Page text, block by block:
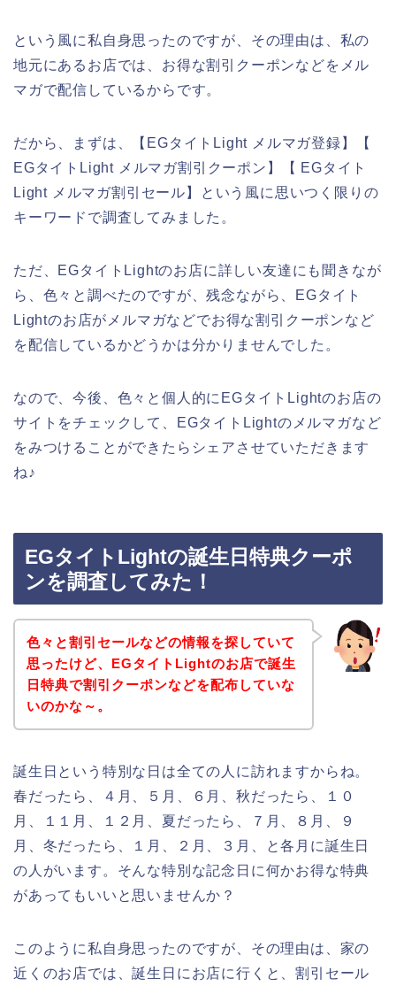
という風に私自身思ったのですが、その理由は、私の
地元にあるお店では、お得な割引クーポンなどをメル
マガで配信しているからです。
だから、まずは、【EGタイトLight メルマガ登録】【
EGタイトLight メルマガ割引クーポン】【 EGタイト
Light メルマガ割引セール】という風に思いつく限りの
キーワードで調査してみました。
ただ、EGタイトLightのお店に詳しい友達にも聞きなが
ら、色々と調べたのですが、残念ながら、EGタイト
Lightのお店がメルマガなどでお得な割引クーポンなど
を配信しているかどうかは分かりませんでした。
なので、今後、色々と個人的にEGタイトLightのお店の
サイトをチェックして、EGタイトLightのメルマガなど
をみつけることができたらシェアさせていただきます
ね♪
EGタイトLightの誕生日特典クーポ
ンを調査してみた！
色々と割引セールなどの情報を探していて
思ったけど、EGタイトLightのお店で誕生
日特典で割引クーポンなどを配布していな
いのかな～。
誕生日という特別な日は全ての人に訪れますからね。
春だったら、４月、５月、６月、秋だったら、１０
月、１１月、１２月、夏だったら、７月、８月、９
月、冬だったら、１月、２月、３月、と各月に誕生日
の人がいます。そんな特別な記念日に何かお得な特典
があってもいいと思いませんか？
このように私自身思ったのですが、その理由は、家の
近くのお店では、誕生日にお店に行くと、割引セール